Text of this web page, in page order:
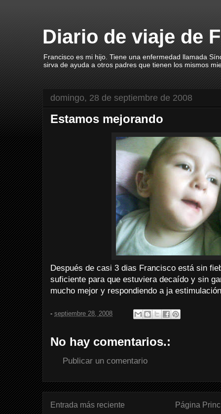
Diario de viaje de
Francisco es mi hijo. Tiene una enfermedad llamada
sirva de ayuda a otros padres que tienen los mismos
domingo, 28 de septiembre de 2008
Estamos mejorando
Después de casi 3 dias Francisco está sin
suficiente para que estuviera decaído y sin
mucho mejor y respondiendo a ja
- septiembre 28, 2008
No hay comentarios.:
Publicar un comentario
Entrada más reciente Página